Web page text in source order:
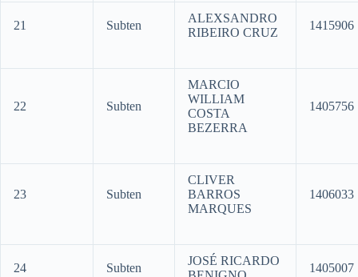
21 Subten
ALEXSANDRO
RIBEIRO CRUZ
1415906
22 Subten
MARCIO
WILLIAM
COSTA
BEZERRA
1405756
23 Subten
CLIVER
BARROS
MARQUES
1406033
24 Subten
JOSÉ RICARDO
1405007